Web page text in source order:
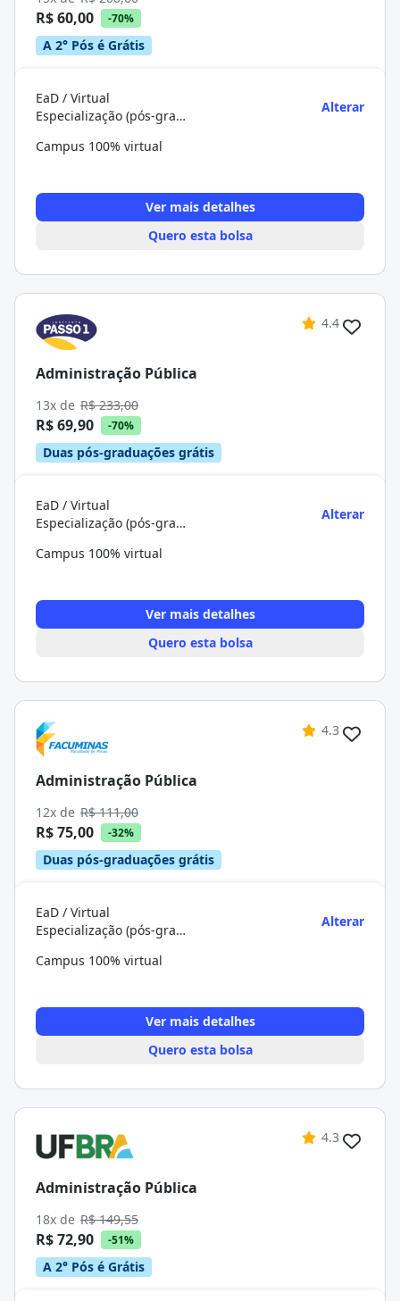
R$ 60,00 -70%
A 2° Pós é Grátis
EaD / Virtual
Especialização (pós-graduação)
Alterar
Campus 100% virtual
Ver mais detalhes
Quero esta bolsa
4.4
Administração Pública
13x de R$ 233,00
R$ 69,90 -70%
Duas pós-graduações grátis
EaD / Virtual
Especialização (pós-graduação)
Alterar
Campus 100% virtual
Ver mais detalhes
Quero esta bolsa
4.3
Administração Pública
12x de R$ 111,00
R$ 75,00 -32%
Duas pós-graduações grátis
EaD / Virtual
Especialização (pós-graduação)
Alterar
Campus 100% virtual
Ver mais detalhes
Quero esta bolsa
4.3
Administração Pública
18x de R$ 149,55
R$ 72,90 -51%
A 2° Pós é Grátis